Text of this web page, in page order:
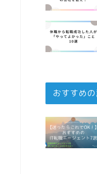
おすすめ